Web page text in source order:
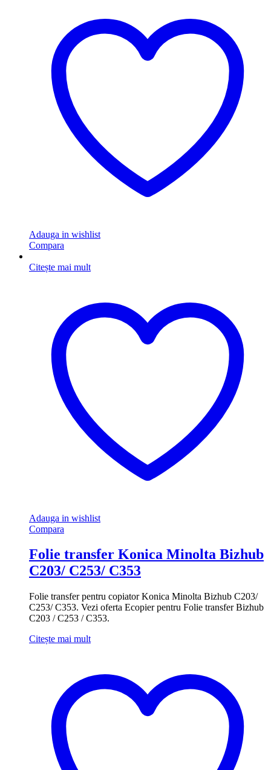
Adauga in wishlist
Compara
Citește mai mult
Adauga in wishlist
Compara
Folie transfer Konica Minolta Bizhub
C203/ C253/ C353
Folie transfer pentru copiator Konica Minolta Bizhub C203/
C253/ C353. Vezi oferta Ecopier pentru Folie transfer Bizhub
C203 / C253 / C353.
Citește mai mult